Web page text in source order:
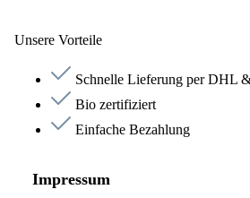
Unsere Vorteile
Schnelle Lieferung per DHL
Bio zertifiziert
Einfache Bezahlung
Impressum